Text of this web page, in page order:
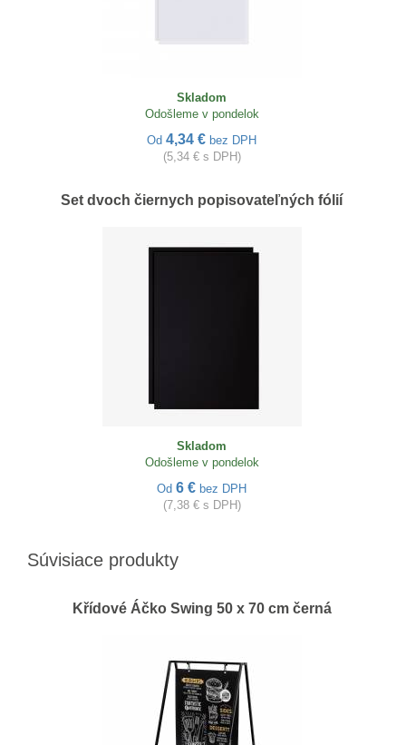
Skladom
Odošleme v pondelok
Od 4,34 € bez DPH
(5,34 € s DPH)
Set dvoch čiernych popisovateľných fólií
Skladom
Odošleme v pondelok
Od 6 € bez DPH
(7,38 € s DPH)
Súvisiace produkty
Křídové Áčko Swing 50 x 70 cm černá